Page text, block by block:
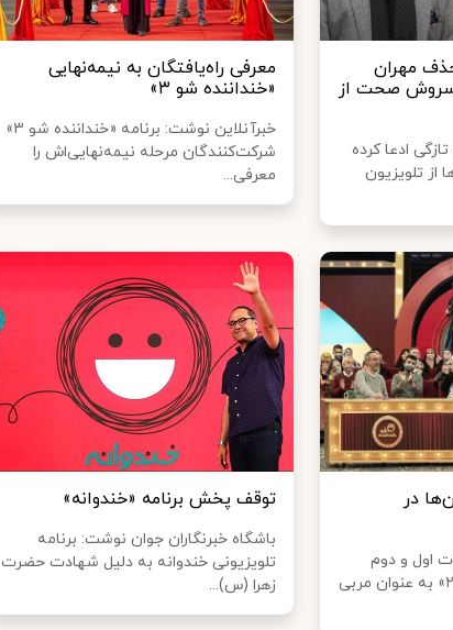
مهران
سروش صحت از
ادعا کرده
تلویزیون
معرفی راه‌یافتگان به نیمه‌نهایی
«خنداننده شو ۳»
خبرآنلاین نوشت: برنامه «خنداننده شو ۳»
شرکت‌کنندگان مرحله نیمه‌نهایی‌اش را
معرفی...
در
اول و دوم
مسابقه «خنداننده‌شو ۱ و ۲» به عنوان مربی
توقف پخش برنامه «خندوانه»
باشگاه خبرنگاران جوان نوشت: برنامه
تلویزیونی خندوانه به دلیل شهادت حضرت
زهرا (س)...